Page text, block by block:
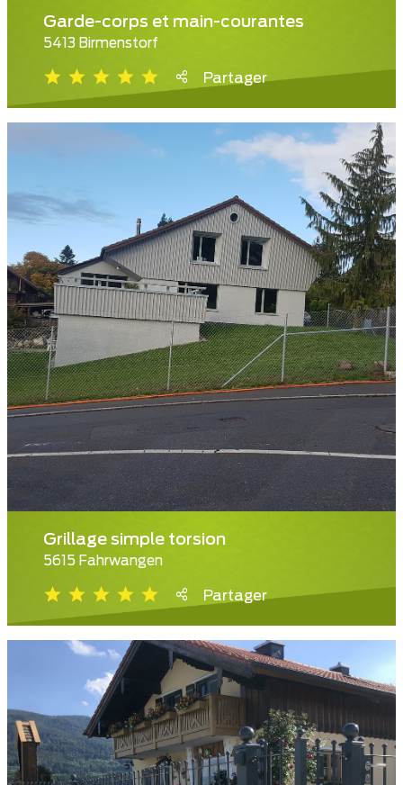
Garde-corps et main-courantes
5413 Birmenstorf
Partager
Grillage simple torsion
5615 Fahrwangen
Partager